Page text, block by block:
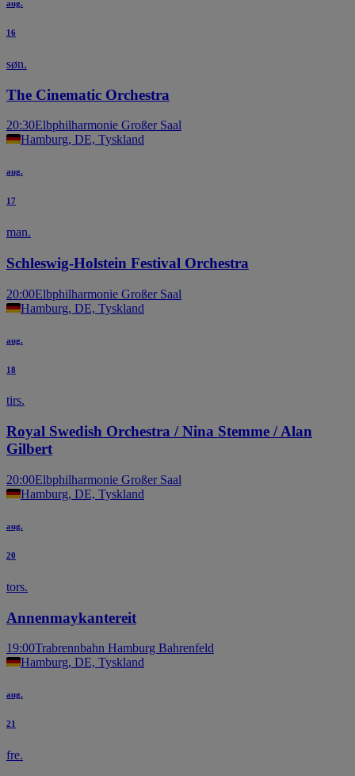
aug.
16
søn.
The Cinematic Orchestra
20:30Elbphilharmonie Großer Saal
Hamburg, DE, Tyskland
aug.
17
man.
Schleswig-Holstein Festival Orchestra
20:00Elbphilharmonie Großer Saal
Hamburg, DE, Tyskland
aug.
18
tirs.
Royal Swedish Orchestra / Nina Stemme / Alan
Gilbert
20:00Elbphilharmonie Großer Saal
Hamburg, DE, Tyskland
aug.
20
tors.
Annenmaykantereit
19:00Trabrennbahn Hamburg Bahrenfeld
Hamburg, DE, Tyskland
aug.
21
fre.